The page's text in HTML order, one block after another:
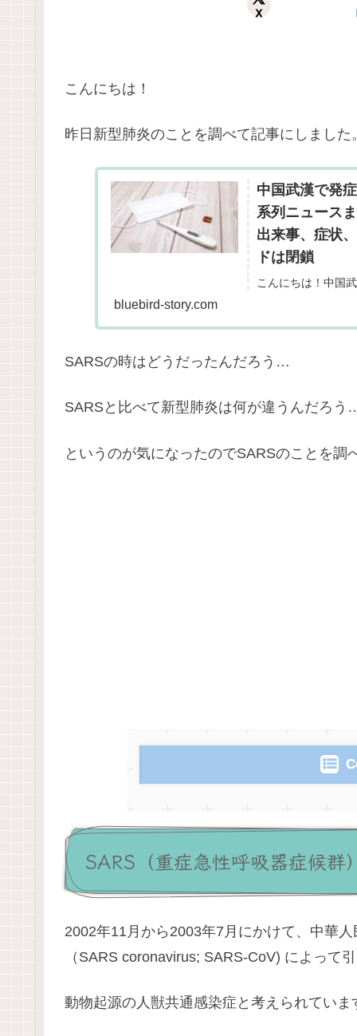
X
こんにちは！
昨日新型肺炎のことを調べて記事にしました
中国武漢で発
系列ニュース
出来事、症状
ドは閉鎖
こんにちは！中国
bluebird-story.com
SARSの時はどうだったんだろう…
SARSと比べて新型肺炎は何が違うんだろう
というのが気になったのでSARSのことを調
SARS（重症急性呼吸器症候群
2002年11月から2003年7月にかけて、中華
（SARS coronavirus; SARS-CoV) によって
動物起源の人獣共通感染症と考えられていま